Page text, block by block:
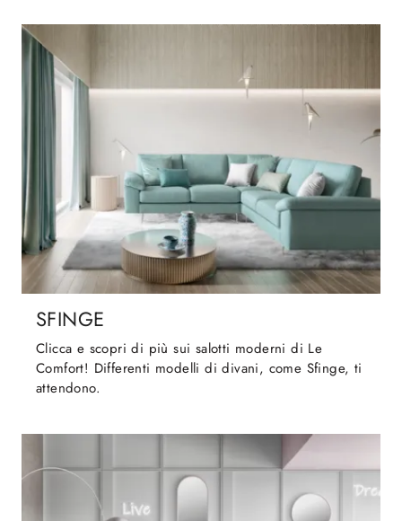
SFINGE
Clicca e scopri di più sui salotti moderni di Le
Comfort! Differenti modelli di divani, come Sfinge, ti
attendono.